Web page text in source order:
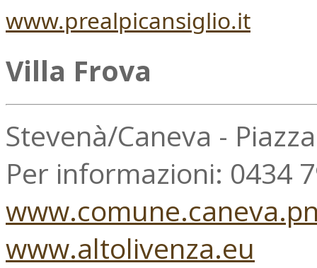
www.prealpicansiglio.it
Villa Frova
Stevenà/Caneva -
Per informazioni: 0434
www.altolivenza.eu